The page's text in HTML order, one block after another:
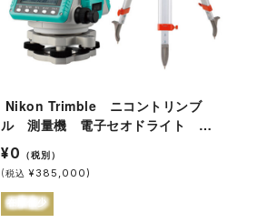
ル 測量機 電子セオドライト ト
ランシット NE-10RCⅡ 三脚付
¥0 （税別）
(税込 ¥385,000)
在庫僅少